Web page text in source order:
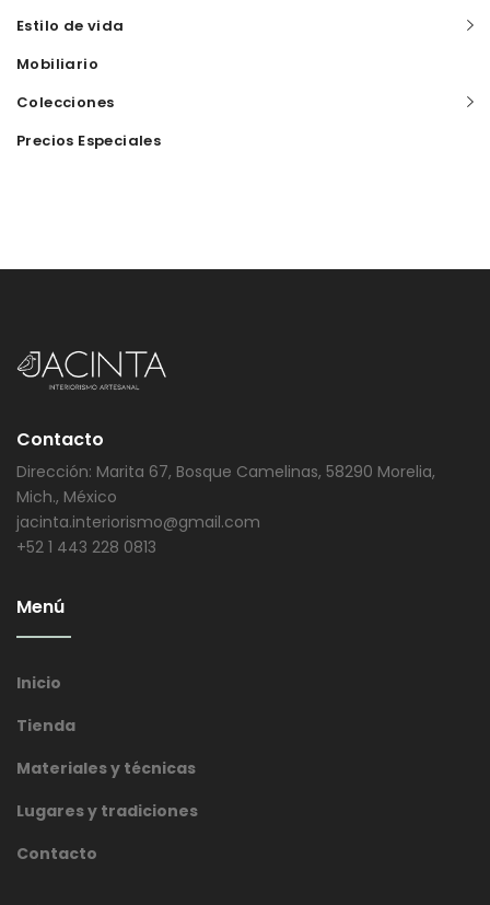
Estilo de vida
Mobiliario
Colecciones
Precios Especiales
Contacto
Dirección: Marita 67, Bosque Camelinas, 58290 Morelia,
Mich., México
jacinta.interiorismo@gmail.com
+52 1 443 228 0813
Menú
Inicio
Tienda
Materiales y técnicas
Lugares y tradiciones
Contacto